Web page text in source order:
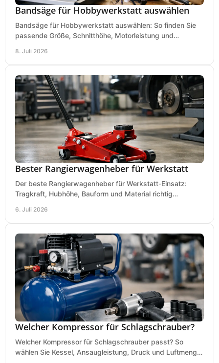
Bandsäge für Hobbywerkstatt auswählen
Bandsäge für Hobbywerkstatt auswählen: So finden Sie
passende Größe, Schnitthöhe, Motorleistung und
8. Juli 2026
Bester Rangierwagenheber für Werkstatt
Der beste Rangierwagenheber für Werkstatt-Einsatz:
Tragkraft, Hubhöhe, Bauform und Material richtig
6. Juli 2026
Welcher Kompressor für Schlagschrauber?
Welcher Kompressor für Schlagschrauber passt? So
wählen Sie Kessel, Ansaugleistung, Druck und Luftmenge